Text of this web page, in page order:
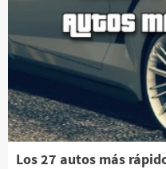
Los 27 autos más